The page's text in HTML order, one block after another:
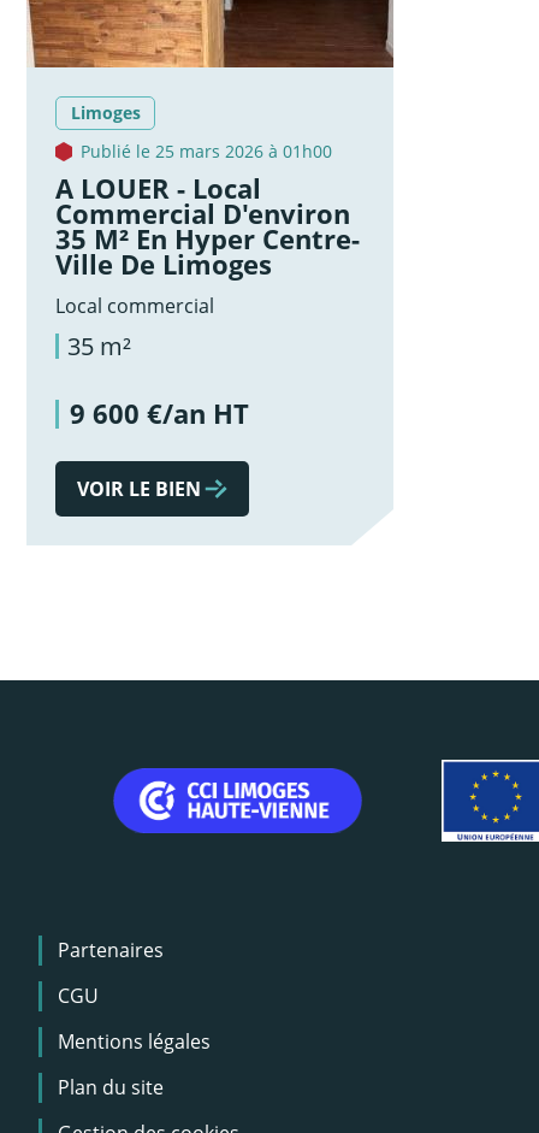
Limoges
Publié le 25 mars 2026 à 01h00
A LOUER - Local
Commercial D'environ
35 M² En Hyper Centre-
Ville De Limoges
Local commercial
35 m²
9 600 €/an HT
VOIR LE BIEN
Menu
Pied
de
page
Partenaires
CGU
Mentions légales
Plan du site